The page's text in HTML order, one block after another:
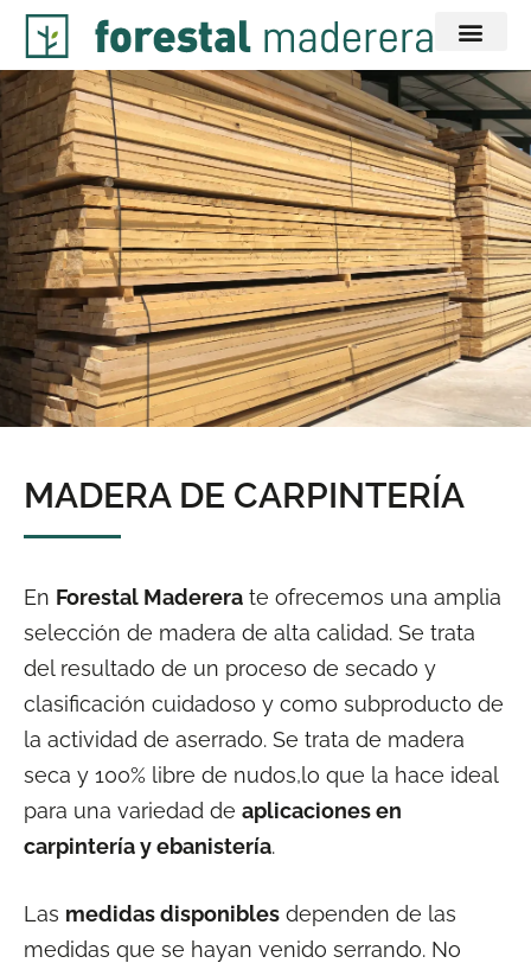
MADERA DE CARPINTERÍA
En Forestal Maderera te ofrecemos una amplia
selección de madera de alta calidad. Se trata
del resultado de un proceso de secado y
clasificación cuidadoso y como subproducto de
la actividad de aserrado. Se trata de madera
seca y 100% libre de nudos,lo que la hace ideal
para una variedad de aplicaciones en
carpintería y ebanistería.
Las medidas disponibles dependen de las
medidas que se hayan venido serrando. No